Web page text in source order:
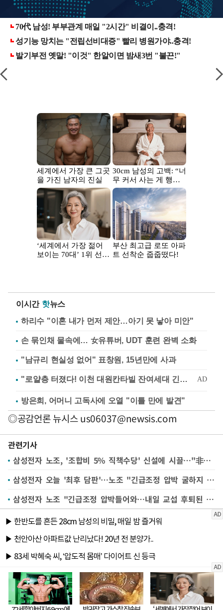
이시간 핫뉴스
하리수 "이혼 내가 먼저 제안…아기 못 낳아 미안"
손 묶인채 물속에… 女유튜버, UDT 훈련 완벽 소화
"남규리 현실성 없어" 표창원, 15년만에 사과
방은희, 어머니 고독사에 오열 "이틀 만에 발견"
◎공감언론 뉴시스us06037@newsis.com
관련기사
삼성전자 노조, '조합비 5% 직책수당' 신설에 시끌…"非반도체는 엑소더스 행렬"
삼성전자 오늘 '최후 담판'…노조 "긴급조정 압박 굴하지 않아, 후퇴없어" 팽팽
삼성전자 노조 "긴급조정 압박들어와…내일 교섭 후퇴된 조정안 나오면 합의못해" 주장